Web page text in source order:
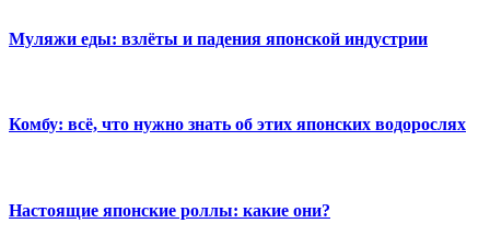
Муляжи еды: взлёты и падения японской индустрии
Комбу: всё, что нужно знать об этих японских водорослях
Настоящие японские роллы: какие они?